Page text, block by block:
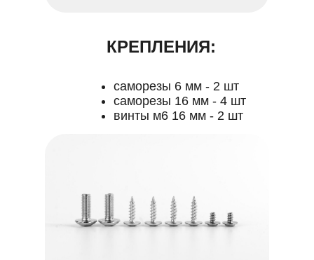
саморезы 6 мм - 2 шт
саморезы 16 мм - 4 шт
винты м6 16 мм - 2 шт
КРЕПЛЕНИЯ: